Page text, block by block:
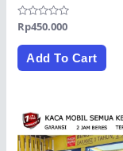
Rated
out
Rp450.000
Add To Cart